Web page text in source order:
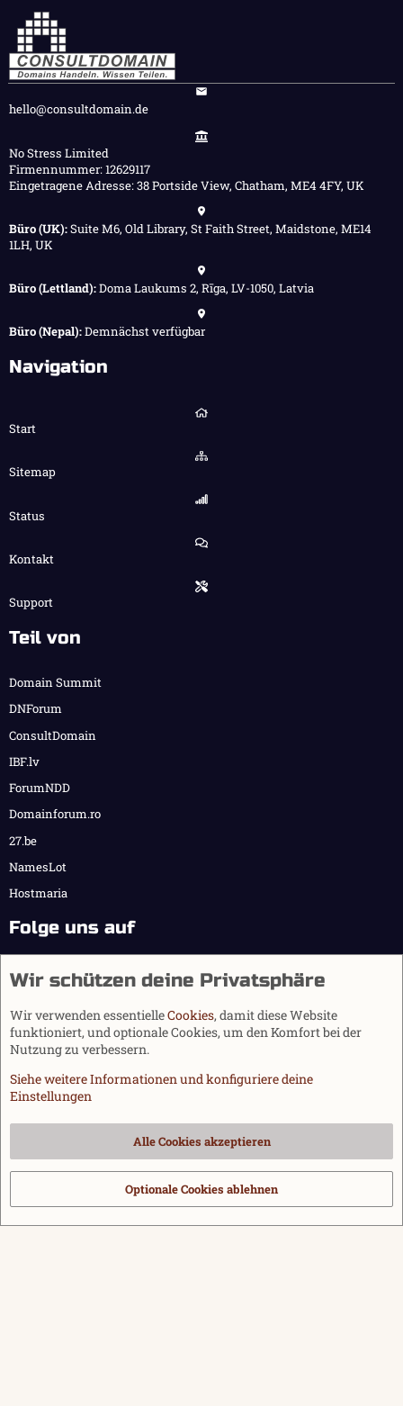
hello@consultdomain.de
No Stress Limited
Firmennummer: 12629117
Eingetragene Adresse: 38 Portside View, Chatham, ME4 4FY, UK
Büro (UK):Suite M6, Old Library, St Faith Street, Maidstone, ME14
1LH, UK
Büro (Lettland):Doma Laukums 2, Rīga, LV-1050, Latvia
Büro (Nepal):Demnächst verfügbar
Navigation
Start
Sitemap
Status
Kontakt
Support
Teil von
Domain Summit
DNForum
ConsultDomain
IBF.lv
ForumNDD
Domainforum.ro
27.be
NamesLot
Hostmaria
Folge uns auf
Cookies
Datenschutz
Hilfe und Impressum
Start
S
Community platform by XenForo® © 2010-2026 XenForo Ltd.
via s9e/MediaSites
Wir schützen deine Privatsphäre
Wir verwenden essentielleCookies, damit diese Website
funktioniert, und optionale Cookies, um den Komfort bei der
Nutzung zu verbessern.
Siehe weitere Informationen und konfiguriere deine
Einstellungen
Alle Cookies akzeptieren
Optionale Cookies ablehnen